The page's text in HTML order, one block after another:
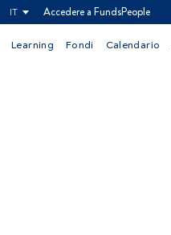
IT Accedere a FundsPeople
Learning Fondi Calendario